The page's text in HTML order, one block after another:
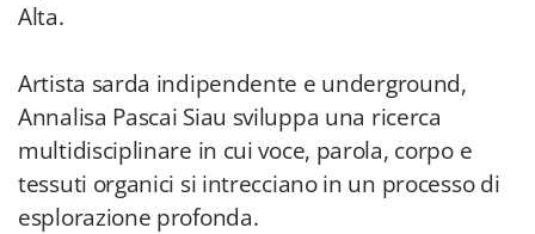
Alta.
Artista sarda indipendente e underground,
Annalisa Pascai Siau sviluppa una ricerca
multidisciplinare in cui voce, parola, corpo e
tessuti organici si intrecciano in un processo di
esplorazione profonda.